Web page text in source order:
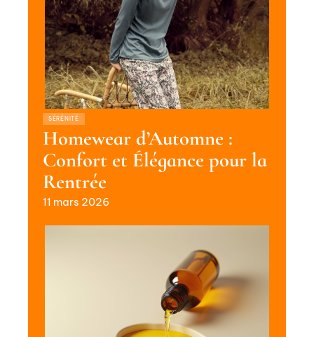
SÉRÉNITÉ
Homewear d’Automne :
Confort et Élégance pour la
Rentrée
11 mars 2026